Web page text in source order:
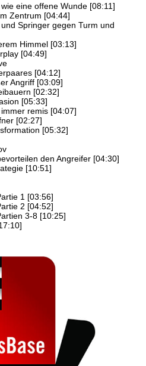
eine offene Wunde [08:11]
Zentrum [04:44]
Springer gegen Turm und
Himmel [03:13]
[04:49]
[04:12]
Angriff [03:09]
[02:32]
[05:33]
remis [04:07]
[02:27]
[05:32]
den Angreifer [04:30]
[10:51]
1 [03:56]
2 [04:52]
3-8 [10:25]